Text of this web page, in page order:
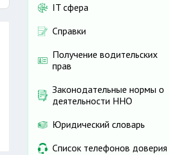
IT сфера
Справки
Получение водительских
прав
Законодательные нормы о
деятельности ННО
Юридический словарь
Список телефонов доверия